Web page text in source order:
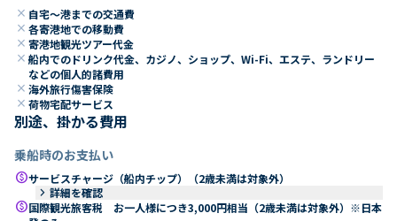
close 自宅～港までの交通費
close 各寄港地での移動費
close 寄港地観光ツアー代金
close 船内でのドリンク代金、カジノ、ショップ、Wi-Fi、エステ、ランドリー
などの個人的諸費用
close 海外旅行傷害保険
close 荷物宅配サービス
別途、掛かる費用
乗船時のお支払い
paidサービスチャージ（船内チップ）（2歳未満は対象外）
keyboard_arrow_right 詳細を確認
paid国際観光旅客税 お一人様につき3,000円相当（2歳未満は対象外）※日本